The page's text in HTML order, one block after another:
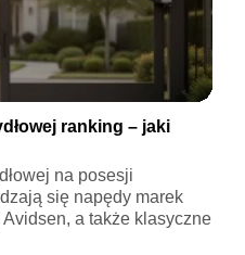
ranking – jaki
na posesji
się napędy marek
a także klasyczne